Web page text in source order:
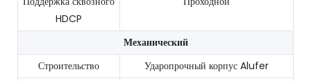
HDCP
Механический
Строительство
Ударопрочный корпус Alufer